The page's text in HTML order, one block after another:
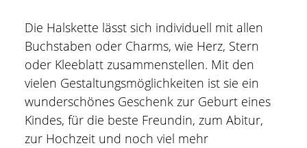
Die Halskette lässt sich individuell mit allen
Buchstaben oder Charms, wie Herz, Stern
oder Kleeblatt zusammenstellen. Mit den
vielen Gestaltungsmöglichkeiten ist sie ein
wunderschönes Geschenk zur Geburt eines
Kindes, für die beste Freundin, zum Abitur,
zur Hochzeit und noch viel mehr